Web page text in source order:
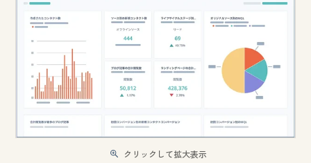
クリックして拡大表示